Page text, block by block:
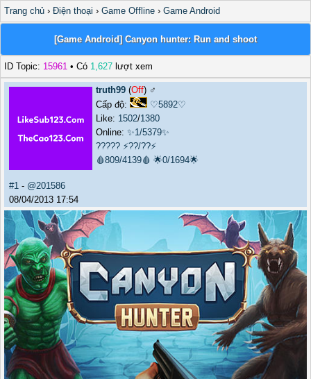
Trang chủ › Điện thoại › Game Offline › Game Android
[Game Android] Canyon hunter: Run and shoot
ID Topic: 15961 • Có 1,627 lượt xem
truth99 (Off) ♂️
Cấp độ:
♡5892♡
Like: 1502/1380
Online: ✨1/5379✨
????? ⚡??/??⚡
🩸809/4139🩸 🌟0/1694🌟
#1 - @201586
08/04/2013 17:54